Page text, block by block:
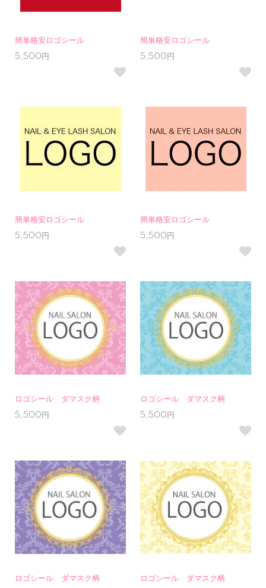
簡単格安ロゴシール
5,500円
簡単格安ロゴシール
5,500円
簡単格安ロゴシール
5,500円
簡単格安ロゴシール
5,500円
ロゴシール ダマスク柄
5,500円
ロゴシール ダマスク柄
5,500円
ロゴシール ダマスク柄 ロゴシール ダマスク柄